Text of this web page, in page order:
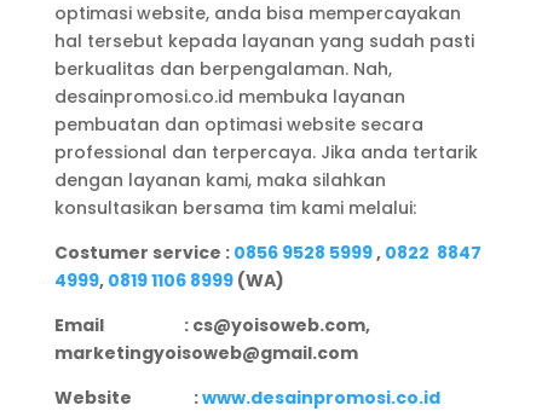
optimasi website, anda bisa mempercayakan
hal tersebut kepada layanan yang sudah pasti
berkualitas dan berpengalaman. Nah,
desainpromosi.co.id membuka layanan
pembuatan dan optimasi website secara
professional dan terpercaya. Jika anda tertarik
dengan layanan kami, maka silahkan
konsultasikan bersama tim kami melalui:
Costumer service : 0856 9528 5999, 0822 8847
4999, 0819 1106 8999(WA)
Email : cs@yoisoweb.com,
marketingyoisoweb@gmail.com
Website :www.desainpromosi.co.id